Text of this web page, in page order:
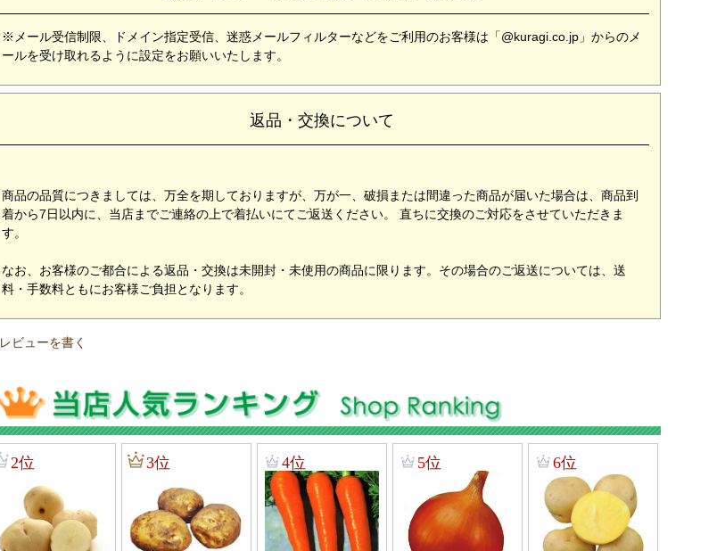
※メール受信制限、ドメイン指定受信、迷惑メールフィルターなどをご利用のお客様は「@kuragi.co.jp」からのメ
ールを受け取れるように設定をお願いいたします。
返品・交換について
商品の品質につきましては、万全を期しておりますが、万が一、破損または間違った商品が届いた場合は、商品到
着から7日以内に、当店までご連絡の上で着払いにてご返送ください。 直ちに交換のご対応をさせていただきま
す。
なお、お客様のご都合による返品・交換は未開封・未使用の商品に限ります。その場合のご返送については、送
料・手数料ともにお客様ご負担となります。
レビューを書く